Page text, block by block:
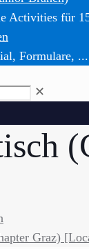
Activities für
Formulare,
✕
Graz)